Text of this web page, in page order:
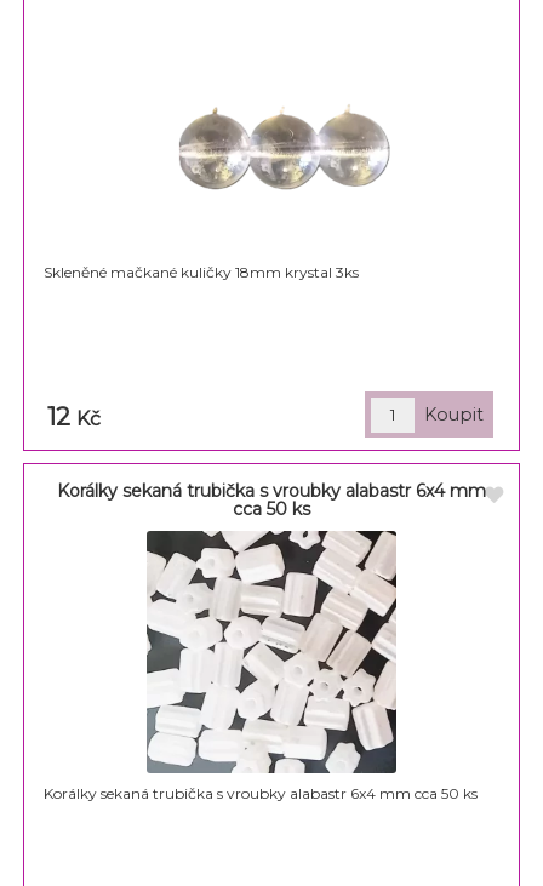
Skleněné mačkané kuličky 18mm krystal 3ks
12 Kč
Korálky sekaná trubička s vroubky alabastr 6x4 mm
cca 50 ks
Korálky sekaná trubička s vroubky alabastr 6x4 mm cca 50 ks